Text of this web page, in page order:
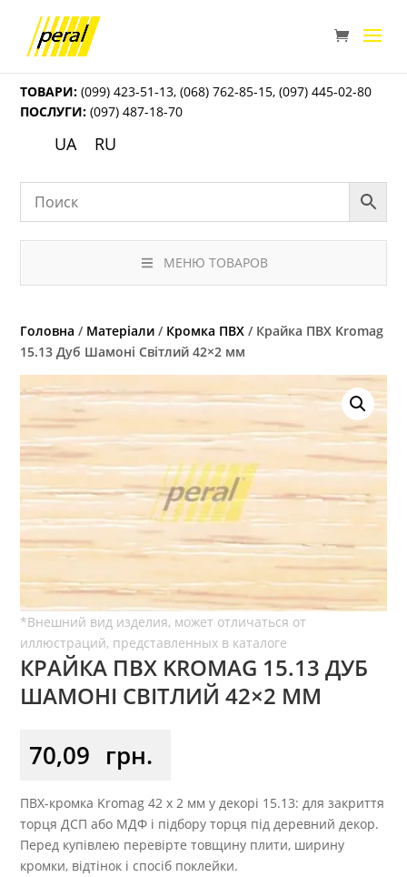
ТОВАРИ: (099) 423-51-13,(068) 762-85-15,(097) 445-02-80
ПОСЛУГИ: (097) 487-18-70
UA RU
МЕНЮ ТОВАРОВ
Головна / Матеріали / Кромка ПВХ / Крайка ПВХ Kromag
15.13 Дуб Шамоні Світлий 42×2 мм
КРАЙКА ПВХ KROMAG 15.13 ДУБ
ШАМОНІ СВІТЛИЙ 42×2 ММ
70,09 грн.
ПВХ-кромка Kromag 42 x 2 мм у декорі 15.13: для закриття
торця ДСП або МДФ і підбору торця під деревний декор.
Перед купівлею перевірте товщину плити, ширину
кромки, відтінок і спосіб поклейки.